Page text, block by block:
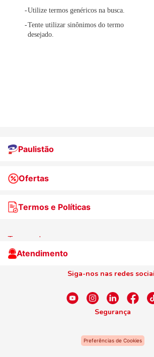
Utilize termos genéricos na busca.
Tente utilizar sinônimos do termo
desejado.
Paulistão
Quem somos
Nossas lojas
Nosso Cartão
Ofertas
WhatsApp de Ofertas
Televendas
Termos e Políticas
Termos de uso
Centro de Privacidade
Atendimento
Siga-nos nas redes
Segurança
Preferências de Cookies